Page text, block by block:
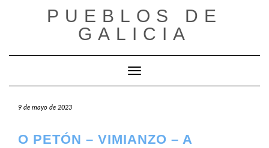
PUEBLOS DE
GALICIA
Cambiar modo de navegación
9 de mayo de 2023
O PETÓN – VIMIANZO – A